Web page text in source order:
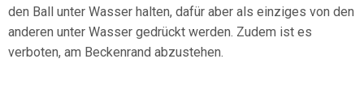
den Ball unter Wasser halten, dafür aber als einziges von den
anderen unter Wasser gedrückt werden. Zudem ist es
verboten, am Beckenrand abzustehen.